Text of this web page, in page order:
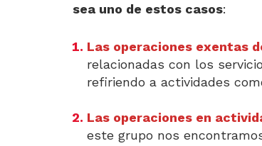
sea uno de estos casos:
Las operaciones exentas
relacionadas con los
refiriendo a actividades
Las operaciones en
este grupo nos